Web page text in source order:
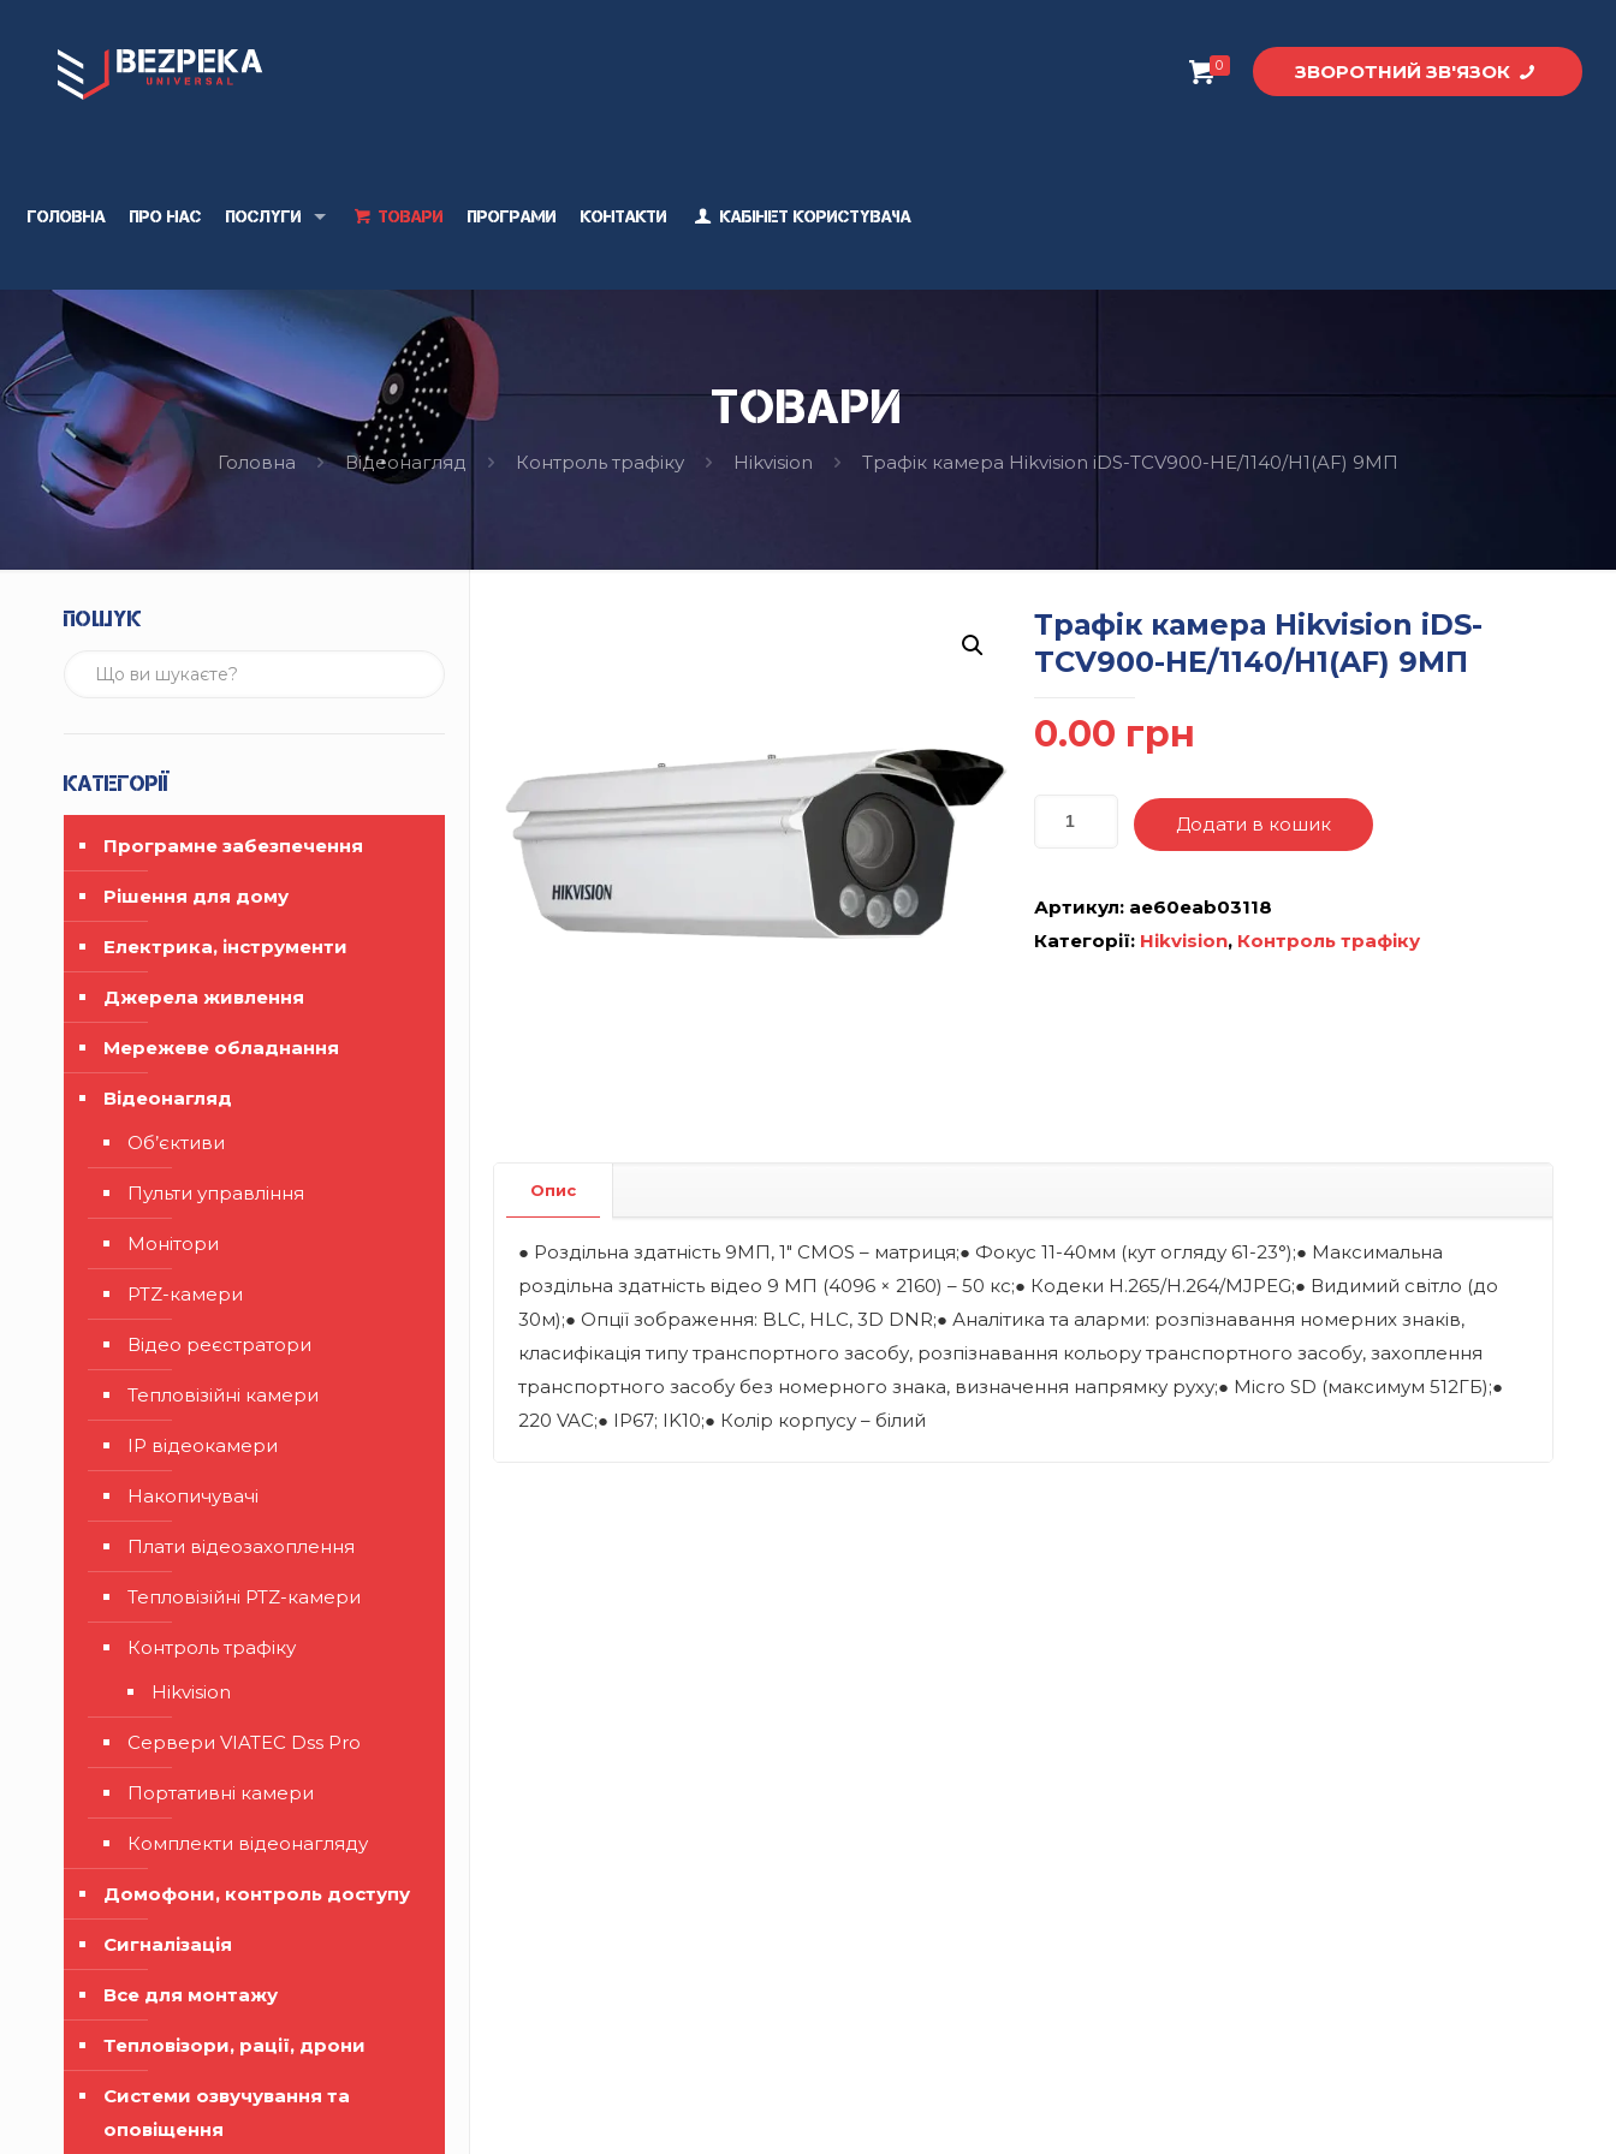
Головна Про нас Послуги Товари Програми Контакти Кабінет користувача
0 ЗВОРОТНИЙ ЗВ'ЯЗОК
Товари
Головна Відеонагляд Контроль трафіку Hikvision Трафік камера Hikvision iDS-TCV900-HE/1140/H1(AF) 9МП
Трафік камера Hikvision iDS-
TCV900-HE/1140/H1(AF) 9МП
0.00 грн
Додати в кошик
Артикул: ae60eab03118
Категорії: Hikvision, Контроль трафіку
Опис
● Роздільна здатність 9МП, 1″ CMOS – матриця;● Фокус 11-40мм (кут огляду 61-23°);● Максимальна
роздільна здатність відео 9 МП (4096 × 2160) – 50 кс;● Кодеки H.265/H.264/MJPEG;● Видимий світло (до
30м);● Опції зображення: BLC, HLC, 3D DNR;● Аналітика та аларми: розпізнавання номерних знаків,
класифікація типу транспортного засобу, розпізнавання кольору транспортного засобу, захоплення
транспортного засобу без номерного знака, визначення напрямку руху;● Micro SD (максимум 512ГБ);●
220 VAC;● IP67; IK10;● Колір корпусу – білий
Пошук
Категорії
Програмне забезпечення
Рішення для дому
Електрика, інструменти
Джерела живлення
Мережеве обладнання
Відеонагляд
Об’єктиви
Пульти управління
Монітори
PTZ-камери
Відео реєстратори
Тепловізійні камери
IP відеокамери
Накопичувачі
Плати відеозахоплення
Тепловізійні PTZ-камери
Контроль трафіку
Hikvision
Сервери VIATEC Dss Pro
Портативні камери
Комплекти відеонагляду
Домофони, контроль доступу
Сигналізація
Все для монтажу
Тепловізори, рації, дрони
Системи озвучування та
оповіщення